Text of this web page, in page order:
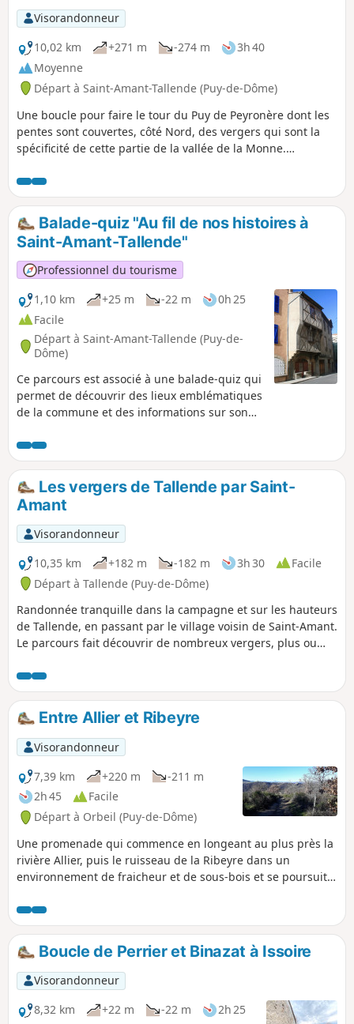
Visorandonneur
10,02 km
+271 m -274 m
3h 40
Moyenne
Départ à Saint-Amant-Tallende (Puy-de-Dôme)
Une boucle pour faire le tour du Puy de Peyronère dont les
pentes sont couvertes, côté Nord, des vergers qui sont la
spécificité de cette partie de la vallée de la Monne.
bourgs anciens, très riches en patrimoine bâti, de Saint-
Saturnin (château et église remarquable) et Saint-Amant
(château, vieux pont...).
Balade-quiz "Au fil de nos histoires à
Saint-Amant-Tallende"
Professionnel du tourisme
1,10 km
+25 m -22 m
0h 25
Facile
Départ à Saint-Amant-Tallende (Puy-de-
Dôme)
Ce parcours est associé à une balade-quiz qui
permet de découvrir des lieux emblématiques
de la commune et des informations sur son
Trouvez l'affiche ''Au fil de nos histoires'' sur le
parvis de l'église et scannez le QR Code pour
démarrer le jeu (gratuit, pas d'inscription, ni
d'application à télécharger). Vous pouvez
choisir le parcours "adulte" ou le parcours
"adulte + enfant" (avec en plus des questions
à destination des enfants de 6 à 11 ans). La
description ci-dessous fait uniquement
référence au parcours "adulte".
Les vergers de Tallende par Saint-
Amant
Visorandonneur
10,35 km
+182 m -182 m 3h 30
Facile
Départ à Tallende (Puy-de-Dôme)
Randonnée tranquille dans la campagne et sur les hauteurs
de Tallende, en passant par le village voisin de Saint-Amant.
Le parcours fait découvrir de nombreux vergers, plus ou
village en frontière de Limagne. Les hauteurs offrent des
vues étendues, et l’itinéraire traverse plusieurs fois deux
belles rivières, la Veyre et la Monne.
Entre Allier et Ribeyre
Visorandonneur
7,39 km
+220 m
-211 m
2h 45
Facile
Départ à Orbeil (Puy-de-Dôme)
Une promenade qui commence en longeant au plus près la
rivière Allier, puis le ruisseau de la Ribeyre dans un
environnement de fraicheur et de sous-bois et se poursuit
Boucle de Perrier et Binazat à Issoire
Visorandonneur
8,32 km
+22 m -22 m
2h 25